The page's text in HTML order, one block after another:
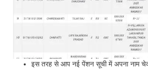
इस तरह से आप नई पेंशन सूची में अपना नाम